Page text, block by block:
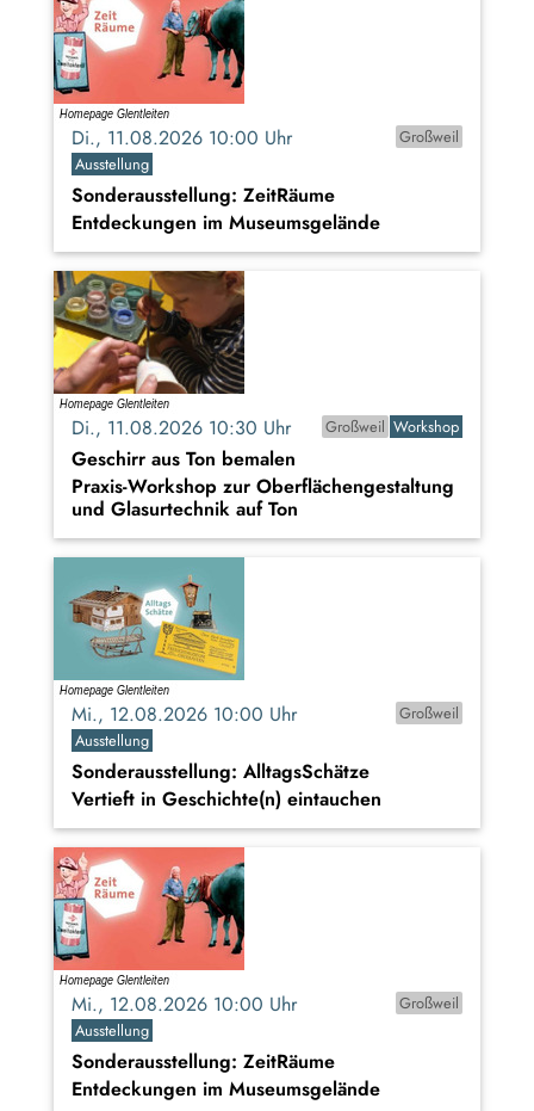
Di., 11.08.2026 10:00 Uhr
Großweil
Ausstellung
Sonderausstellung: ZeitRäume
Entdeckungen im Museumsgelände
Di., 11.08.2026 10:30 Uhr Großweil Workshop
Geschirr aus Ton bemalen
Praxis-Workshop zur Oberflächengestaltung
und Glasurtechnik auf Ton
Mi., 12.08.2026 10:00 Uhr
Großweil
Ausstellung
Sonderausstellung: AlltagsSchätze
Vertieft in Geschichte(n) eintauchen
Mi., 12.08.2026 10:00 Uhr
Großweil
Ausstellung
Sonderausstellung: ZeitRäume
Entdeckungen im Museumsgelände